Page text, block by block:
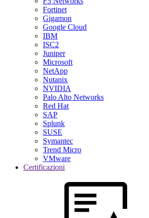
Fortinet
Gigamon
Google Cloud
IBM
ISC2
Juniper
Microsoft
NetApp
Nutanix
NVIDIA
Palo Alto Networks
Red Hat
SAP
Splunk
SUSE
Symantec
Trend Micro
VMware
Certificazioni